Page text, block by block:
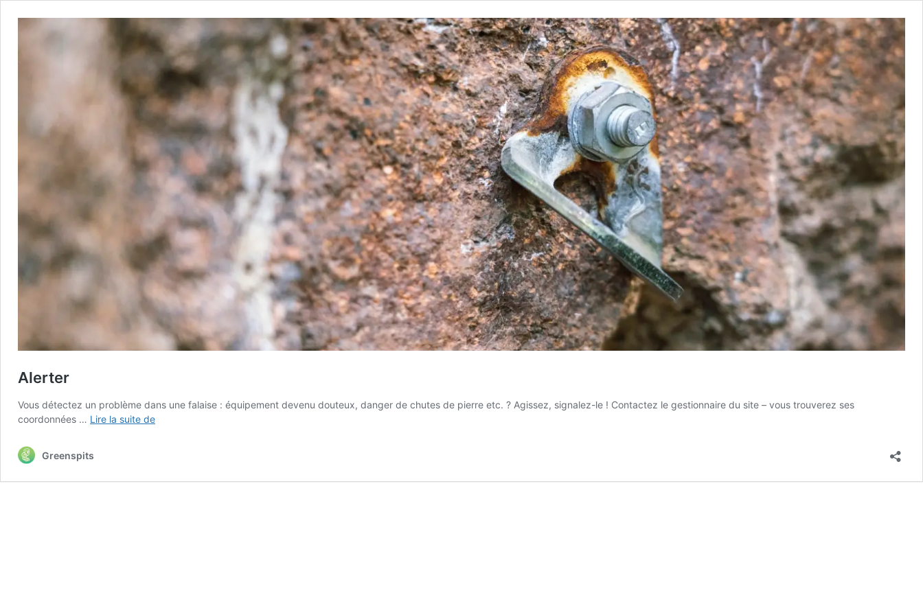
Alerter
Vous détectez un problème dans une falaise : équipement devenu douteux, danger de chutes de pierre etc. ? Agissez, signalez-le ! Contactez le gestionnaire du site – vous trouverez ses
coordonnées … Lire la suite deAlerter
Greenspits